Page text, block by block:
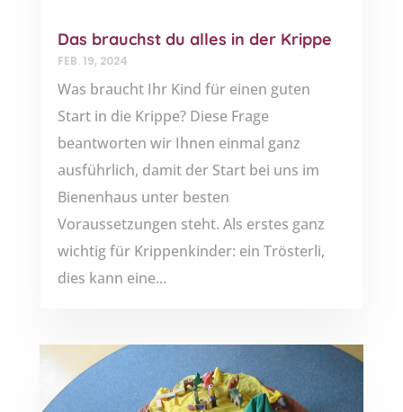
Das brauchst du alles in der Krippe
FEB. 19, 2024
Was braucht Ihr Kind für einen guten
Start in die Krippe? Diese Frage
beantworten wir Ihnen einmal ganz
ausführlich, damit der Start bei uns im
Bienenhaus unter besten
Voraussetzungen steht. Als erstes ganz
wichtig für Krippenkinder: ein Trösterli,
dies kann eine...